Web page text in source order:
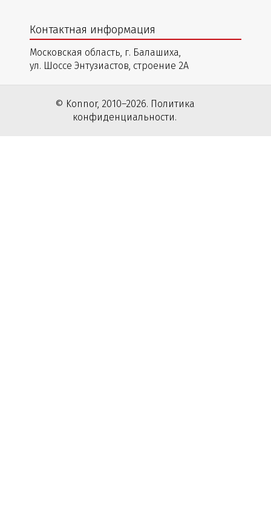
Контактная информация
Московская область, г. Балашиха,
ул. Шоссе Энтузиастов, строение 2А
© Konnor, 2010–2026. Политика
конфиденциальности.